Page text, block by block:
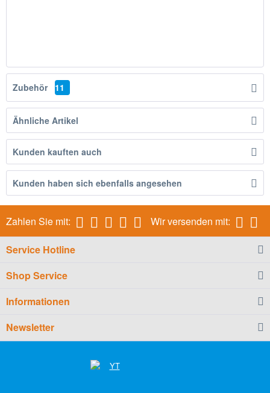
Zubehör 11
Ähnliche Artikel
Kunden kauften auch
Kunden haben sich ebenfalls angesehen
Zahlen Sie mit: Wir versenden mit:
Service Hotline
Shop Service
Informationen
Newsletter